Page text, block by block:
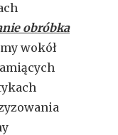
obróbka
wokół